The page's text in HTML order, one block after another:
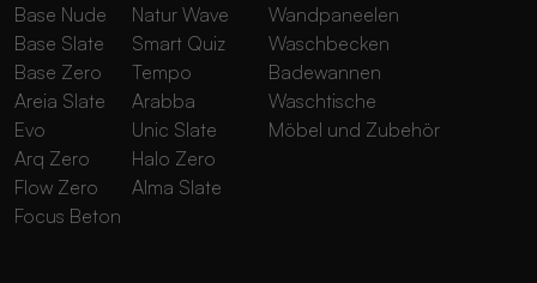
Base Nude
Base Slate
Base Zero
Areia Slate
Evo
Arq Zero
Flow Zero
Focus Beton
Natur Wave
Smart Quiz
Tempo
Arabba
Unic Slate
Halo Zero
Alma Slate
Wandpaneelen
Waschbecken
Badewannen
Waschtische
Möbel und Zubehör